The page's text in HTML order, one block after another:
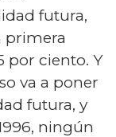
futura,
primera
por ciento. Y
va a poner
futura, y
ningún